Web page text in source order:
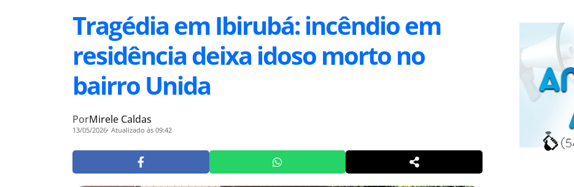
Tragédia em Ibirubá: incêndio em
residência deixa idoso morto no
bairro Unida
PorMirele Caldas
13/05/2026 Atualizado às 09:42